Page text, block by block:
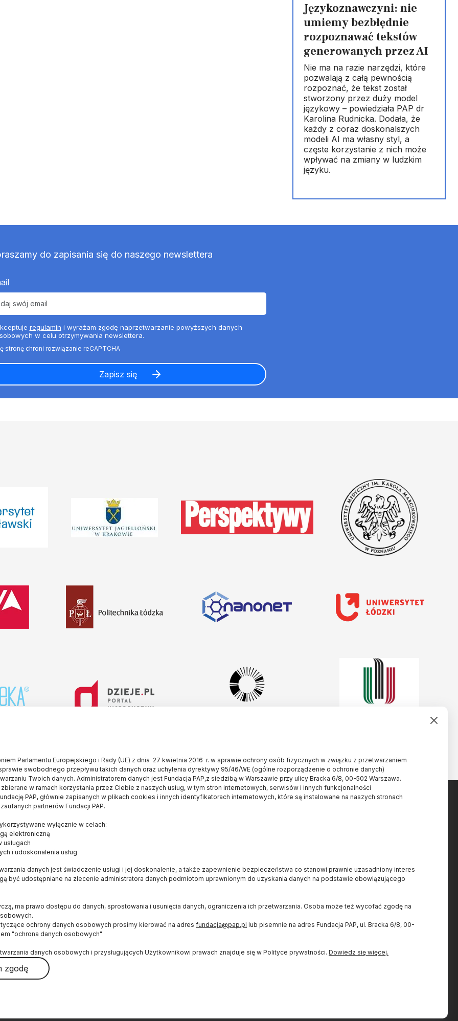
Językoznawczyni: nie
umiemy bezbłędnie
rozpoznawać tekstów
generowanych przez AI
Nie ma na razie narzędzi, które
pozwalają z całą pewnością
rozpoznać, że tekst został
stworzony przez duży model
językowy – powiedziała PAP dr
Karolina Rudnicka. Dodała, że
każdy z coraz doskonalszych
modeli AI ma własny styl, a
częste korzystanie z nich może
wpływać na zmiany w ludzkim
języku.
do zapisania się do naszego newslettera
regulamin i wyrażam zgodę naprzetwarzanie powyższych danych
w celu otrzymywania newslettera.
Parlamentu Europejskiego i Rady (UE) z dnia 27 kwietnia 2016 r. w sprawie ochrony osób fizycznych w związku z przetwarzaniem
swobodnego przepływu takich danych oraz uchylenia dyrektywy 95/46/WE (ogólne rozporządzenie o ochronie danych)
Twoich danych. Administratorem danych jest Fundacja PAP,z siedzibą w Warszawie przy ulicy Bracka 6/8, 00-502 Warszawa.
w ramach korzystania przez Ciebie z naszych usług, w tym stron internetowych, serwisów i innych funkcjonalności
PAP, głównie zapisanych w plikach cookies i innych identyfikatorach internetowych, które są instalowane na naszych stronach
partnerów Fundacji PAP.
wyłącznie w celach:
elektroniczną
usługach
i udoskonalenia usług
danych jest świadczenie usługi i jej doskonalenie, a także zapewnienie bezpieczeństwa co stanowi prawnie uzasadniony interes
być udostępniane na zlecenie administratora danych podmiotom uprawnionym do uzyskania danych na podstawie obowiązującego
ma prawo dostępu do danych, sprostowania i usunięcia danych, ograniczenia ich przetwarzania. Osoba może też wycofać zgodę na
ochrony danych osobowych prosimy kierować na adres fundacja@pap.pl lub pisemnie na adres Fundacja PAP, ul. Bracka 6/8, 00-
"ochrona danych osobowych"
danych osobowych i przysługujących Użytkownikowi prawach znajduje się w Polityce prywatności. Dowiedz się więcej.
zgodę
Konkurs dla czytelników
Popularyzator Nauki
Blog
Książka
Mapa strony
Logo do pobrania
Autorzy
naukawpolsce@pap.pl
(+48 22) 509 27 07
środków budżetu państwa,
przyznanych przez Ministra
Społeczna Odpowiedzialność
Nauki II.